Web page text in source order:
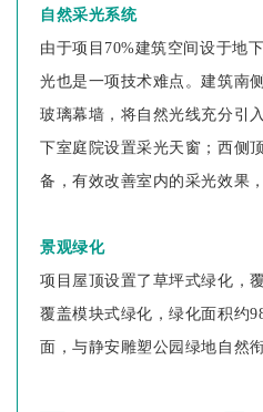
自然采光系统
由于项目70%建筑空间设于地
光也是一项技术难点。建筑南
玻璃幕墙，将自然光线充分引
下室庭院设置采光天窗；西侧
备，有效改善室内的采光效果
景观绿化
项目屋顶设置了草坪式绿化，
覆盖模块式绿化，绿化面积约
面，与静安雕塑公园绿地自然衔